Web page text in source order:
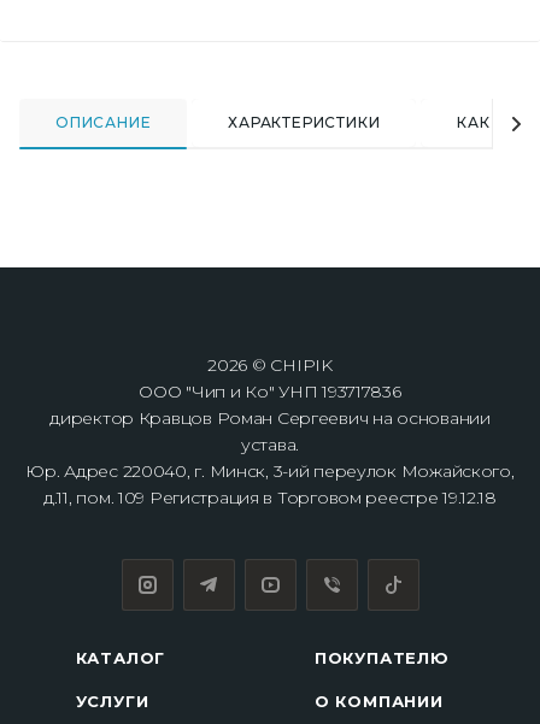
ОПИСАНИЕ ХАРАКТЕРИСТИКИ КАК
2026 © CHIPIK
ООО "Чип и Ко" УНП 193717836
директор Кравцов Роман Сергеевич на основании
устава.
Юр. Адрес 220040, г. Минск, 3-ий переулок Можайского,
д.11, пом. 109 Регистрация в Торговом реестре 19.12.18
КАТАЛОГ
УСЛУГИ
ПОКУПАТЕЛЮ
О КОМПАНИИ